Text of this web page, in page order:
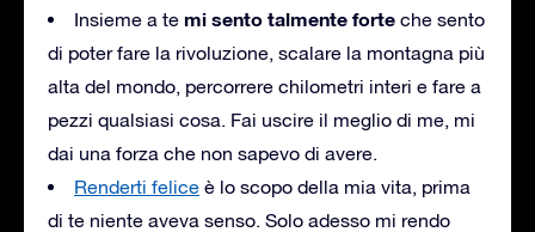
Insieme a te mi sento talmente forte che sento
di poter fare la rivoluzione, scalare la montagna più
alta del mondo, percorrere chilometri interi e fare a
pezzi qualsiasi cosa. Fai uscire il meglio di me, mi
dai una forza che non sapevo di avere.
Renderti felice è lo scopo della mia vita, prima
di te niente aveva senso. Solo adesso mi rendo